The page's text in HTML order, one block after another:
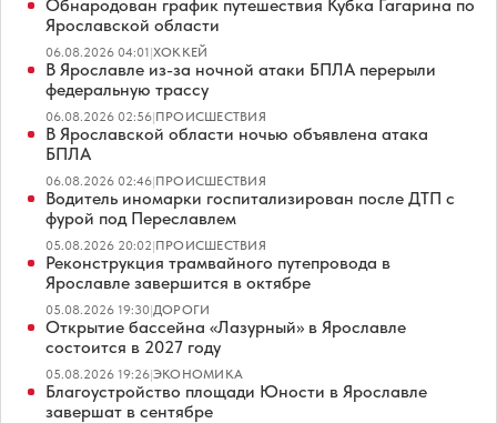
Обнародован график путешествия Кубка Гагарина по
Ярославской области
06.08.2026 04:01|ХОККЕЙ
В Ярославле из-за ночной атаки БПЛА перерыли
федеральную трассу
06.08.2026 02:56|ПРОИСШЕСТВИЯ
В Ярославской области ночью объявлена атака
БПЛА
06.08.2026 02:46|ПРОИСШЕСТВИЯ
Водитель иномарки госпитализирован после ДТП с
фурой под Переславлем
05.08.2026 20:02|ПРОИСШЕСТВИЯ
Реконструкция трамвайного путепровода в
Ярославле завершится в октябре
05.08.2026 19:30|ДОРОГИ
Открытие бассейна «Лазурный» в Ярославле
состоится в 2027 году
05.08.2026 19:26|ЭКОНОМИКА
Благоустройство площади Юности в Ярославле
завершат в сентябре